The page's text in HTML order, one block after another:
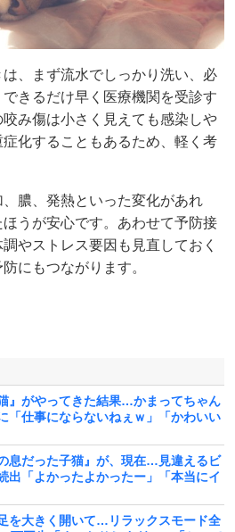
、まず流水でしっかり洗い、必
きるだけ早く医療機関を受診す
み傷は小さく見えても感染しや
化することもあるため、軽く考
膿、発熱といった変化があれ
うが安心です。あわせて予防接
やストレス要因も見直しておく
にもつながります。
』がやってきた結果…かまってちゃん
「仕事にならないねぇｗ」「かわいい
息だった子猫』が、現在…見違えるビ
出「よかったよかったー」「本当にイ
を大きく開いて…リラックスモード全